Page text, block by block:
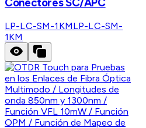
Conectores SC/APC
LP-LC-SM-1KMLP-LC-SM-
1KM